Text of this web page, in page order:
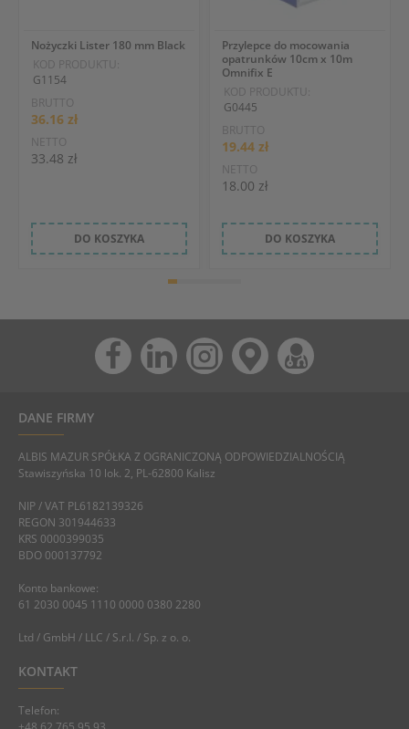
Nożyczki Lister 180 mm Black
KOD PRODUKTU:
G1154
BRUTTO
36.16 zł
NETTO
33.48 zł
DO KOSZYKA
Przylepce do mocowania
opatrunków 10cm x 10m
Omnifix E
KOD PRODUKTU:
G0445
BRUTTO
19.44 zł
NETTO
18.00 zł
DO KOSZYKA
DANE FIRMY
ALBIS MAZUR SPÓŁKA Z OGRANICZONĄ ODPOWIEDZIALNOŚCIĄ
Stawiszyńska 10 lok. 2, PL-62800 Kalisz
NIP / VAT PL6182139326
REGON 301944633
KRS 0000399035
BDO 000137792
Konto bankowe:
61 2030 0045 1110 0000 0380 2280
Ltd / GmbH / LLC / S.r.l. / Sp. z o. o.
KONTAKT
Telefon: